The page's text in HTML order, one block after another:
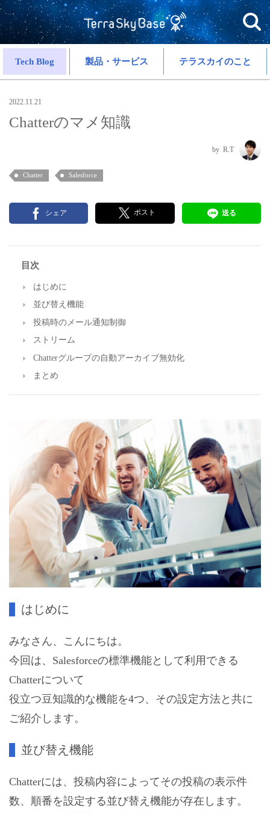
Tech Blog 製品・サービス テラスカイのこと
2022.11.21
Chatterのマメ知識
R.T
Chatter Salesforce
シェア ポスト 送る
目次
はじめに
並び替え機能
投稿時のメール通知制御
ストリーム
Chatterグループの自動アーカイブ無効化
まとめ
はじめに
みなさん、こんにちは。
今回は、Salesforceの標準機能として利用できる
Chatterについて
役立つ豆知識的な機能を4つ、その設定方法と共に
ご紹介します。
並び替え機能
Chatterには、投稿内容によってその投稿の表示件
数、順番を設定する並び替え機能が存在します。